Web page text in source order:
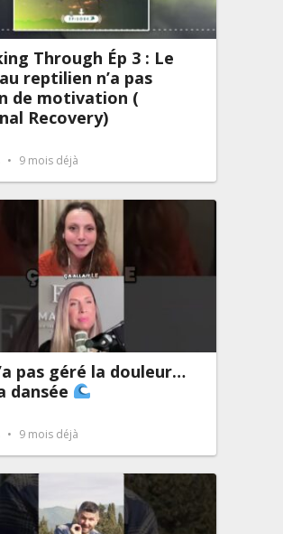
Through Ép 3 : Le
reptilien n’a pas
de motivation (
Recovery)
9 mois déjà
pas géré la douleur…
dansée
9 mois déjà